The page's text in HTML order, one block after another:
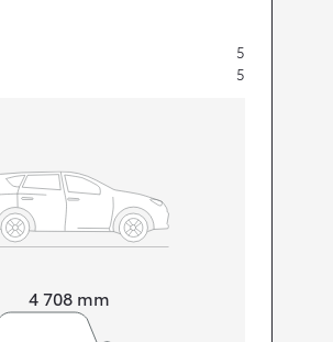
5
5
Pituus
4 708 mm